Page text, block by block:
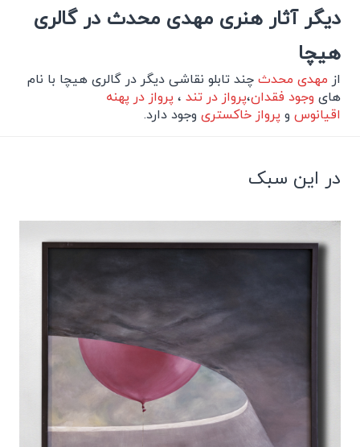
دیگر آثار هنری مهدی محدث در گالری
هیچا
از مهدی محدثچند تابلو نقاشی دیگر در گالری هیچا با نام
های وجود فقدان،پرواز در تند ،پرواز در پهنه
اقیانوس وپرواز خاکستری وجود دارد.
در این سبک